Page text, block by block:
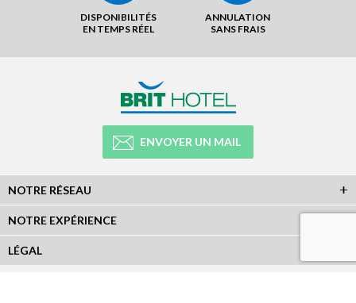
DISPONIBILITÉS
EN TEMPS RÉEL
ANNULATION
SANS FRAIS
ENVOYER UN MAIL
NOTRE RÉSEAU
NOTRE EXPÉRIENCE
LÉGAL